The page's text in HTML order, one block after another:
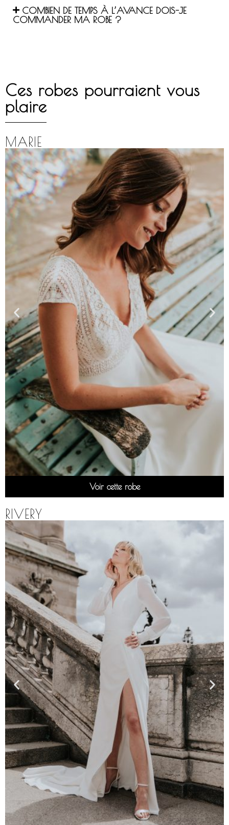
COMBIEN DE TEMPS À L’AVANCE DOIS-JE
COMMANDER MA ROBE ?
Ces robes pourraient vous
plaire
MARIE
Voir cette robe
RIVERY